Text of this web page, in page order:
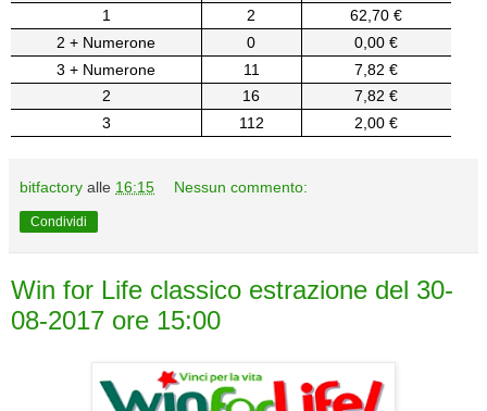
1
2
62,70 €
2 + Numerone
0
0,00 €
3 + Numerone
11
7,82 €
2
16
7,82 €
3
112 2,00 €
bitfactory alle 16:15 Nessun commento:
Condividi
Win for Life classico estrazione del 30-
08-2017 ore 15:00